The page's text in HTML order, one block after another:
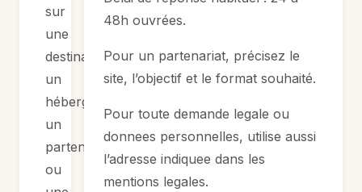
sur
une
destination,
un
hébergement,
un
partenariat
ou
48h ouvrées.
Pour un partenariat, précisez le
site, l’objectif et le format souhaité.
Pour toute demande legale ou
donnees personnelles, utilise aussi
l’adresse indiquee dans les
mentions legales.